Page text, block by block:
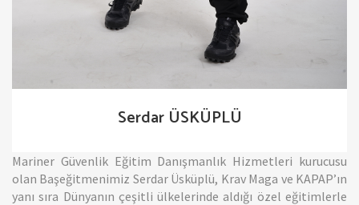
Serdar ÜSKÜPLÜ
Mariner Güvenlik Eğitim Danışmanlık Hizmetleri kurucusu
olan Başeğitmenimiz Serdar Üsküplü, Krav Maga ve KAPAP’ın
yanı sıra Dünyanın çeşitli ülkelerinde aldığı özel eğitimlerle